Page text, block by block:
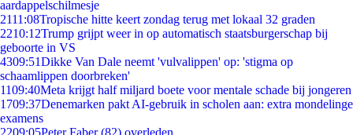
aardappelschilmesje
2111:08Tropische hitte keert zondag terug met lokaal 32 graden
2210:12Trump grijpt weer in op automatisch staatsburgerschap bij
geboorte in VS
4309:51Dikke Van Dale neemt 'vulvalippen' op: 'stigma op
schaamlippen doorbreken'
1109:40Meta krijgt half miljard boete voor mentale schade bij jongeren
1709:37Denemarken pakt AI-gebruik in scholen aan: extra mondelinge
examens
2209:05Peter Faber (82) overleden